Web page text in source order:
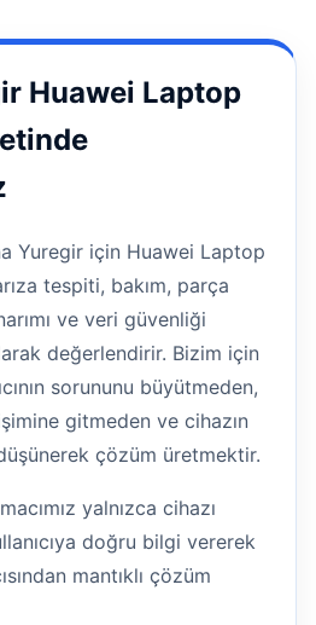
Huawei Laptop
Yuregir için Huawei Laptop
tespiti, bakım, parça
ve veri güvenliği
değerlendirir. Bizim için
sorununu büyütmeden,
gitmeden ve cihazın
çözüm üretmektir.
yalnızca cihazı
doğru bilgi vererek
mantıklı çözüm